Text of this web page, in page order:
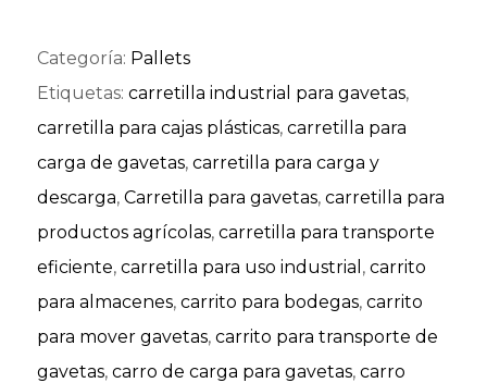
Categoría: Pallets
Etiquetas: carretilla industrial para gavetas,
carretilla para cajas plásticas, carretilla para
carga de gavetas, carretilla para carga y
descarga, Carretilla para gavetas, carretilla para
productos agrícolas, carretilla para transporte
eficiente, carretilla para uso industrial , carrito
para almacenes, carrito para bodegas, carrito
para mover gavetas, carrito para transporte de
gavetas, carro de carga para gavetas, carro